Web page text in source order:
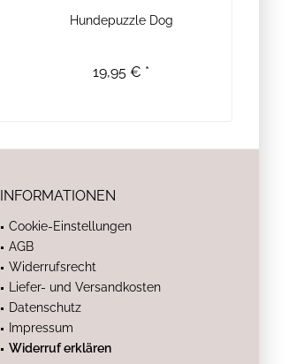
Hundepuzzle Dog
19,95 € *
INFORMATIONEN
Cookie-Einstellungen
AGB
Widerrufsrecht
Liefer- und Versandkosten
Datenschutz
Impressum
Widerruf erklären